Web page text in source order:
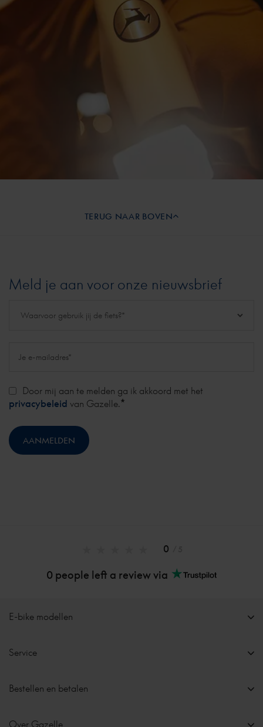
0
0 people left a review via
Meld je aan voor onze nieuwsbrief
Door mij aan te melden ga ik akkoord met het
privacybeleid van Gazelle.*
TERUG NAAR BOVEN
E-bike modellen
Service
Bestellen en betalen
Over Gazelle